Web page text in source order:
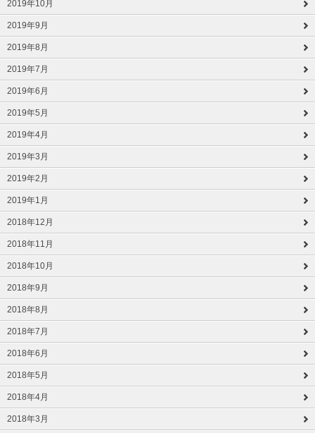
2019年10月
2019年9月
2019年8月
2019年7月
2019年6月
2019年5月
2019年4月
2019年3月
2019年2月
2019年1月
2018年12月
2018年11月
2018年10月
2018年9月
2018年8月
2018年7月
2018年6月
2018年5月
2018年4月
2018年3月